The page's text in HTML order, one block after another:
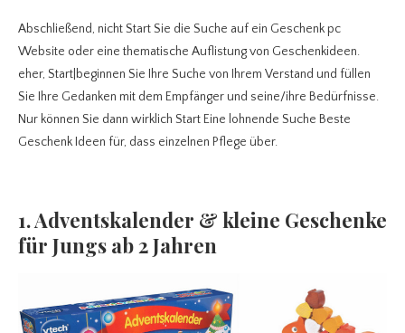
Abschließend, nicht Start Sie die Suche auf ein Geschenk pc
Website oder eine thematische Auflistung von Geschenkideen.
eher, Start|beginnen Sie Ihre Suche von Ihrem Verstand und füllen
Sie Ihre Gedanken mit dem Empfänger und seine/ihre Bedürfnisse.
Nur können Sie dann wirklich Start Eine lohnende Suche Beste
Geschenk Ideen für, dass einzelnen Pflege über.
1. Adventskalender & kleine Geschenke
für Jungs ab 2 Jahren